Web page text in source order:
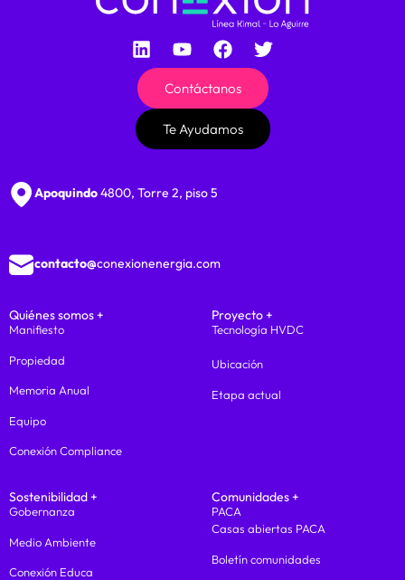
Contáctanos
Te Ayudamos
Apoquindo4800, Torre 2, piso 5
contacto@conexionenergia.com
Quiénes somos +
Manifiesto
Propiedad
Memoria Anual
Equipo
Conexión Compliance
Proyecto +
Tecnología HVDC
Ubicación
Etapa actual
Sostenibilidad +
Gobernanza
Medio Ambiente
Conexión Educa
Comunidades +
PACA
Casas abiertas PACA
Boletín comunidades